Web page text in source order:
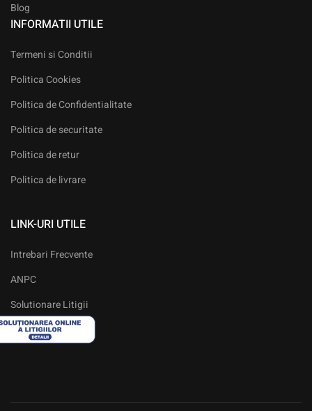
Blog
INFORMATII UTILE​
Termeni si Conditii
Politica Cookies
Politica de Confidentialitate
Politica de securitate
Politica de retur
Politica de livrare
LINK-URI UTILE
Intrebari Frecvente
ANPC
Solutionare Litigii